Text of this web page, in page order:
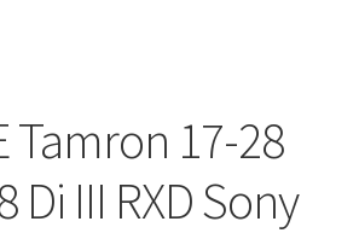
Tamron 17-28
Di III RXD Sony